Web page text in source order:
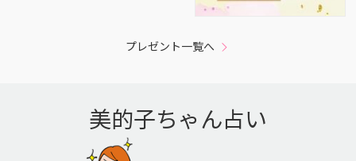
プレゼント一覧へ
美的子ちゃん占い